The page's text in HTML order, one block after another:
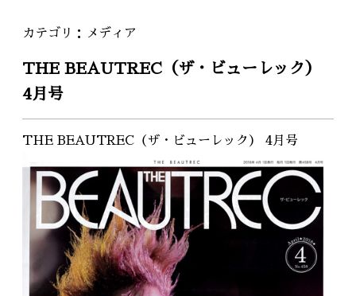
SHOPLIST
RECRUIT
WEB予約はこちら
カテゴリ メディア
THE BEAUTREC（ザ・ビューレック）
4月号
THE BEAUTREC（ザ・ビューレック） 4月号